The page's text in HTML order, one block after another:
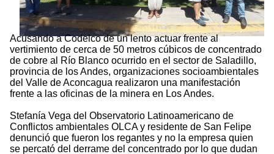
Acusando a Codelco de un lento actuar frente al
vertimiento de cerca de 50 metros cúbicos de concentrado
de cobre al Río Blanco ocurrido en el sector de Saladillo,
provincia de los Andes, organizaciones socioambientales
del Valle de Aconcagua realizaron una manifestación
frente a las oficinas de la minera en Los Andes.
Stefanía Vega del Observatorio Latinoamericano de
Conflictos ambientales OLCA y residente de San Felipe
denunció que fueron los regantes y no la empresa quien
se percató del derrame del concentrado por lo que dudan